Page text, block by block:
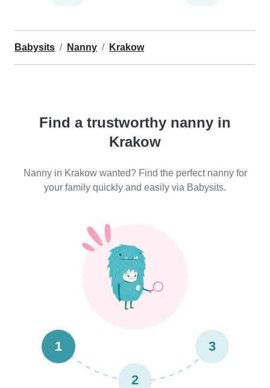
Babysits Nanny Krakow
Find a trustworthy nanny in
Krakow
Nanny in Krakow wanted? Find the perfect nanny for
your family quickly and easily via Babysits.
1
2
3